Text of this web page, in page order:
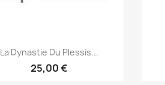
Anteprima
La Dynastie Du Plessis...
25,00 €